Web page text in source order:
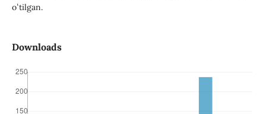
oʻtilgan.
Downloads